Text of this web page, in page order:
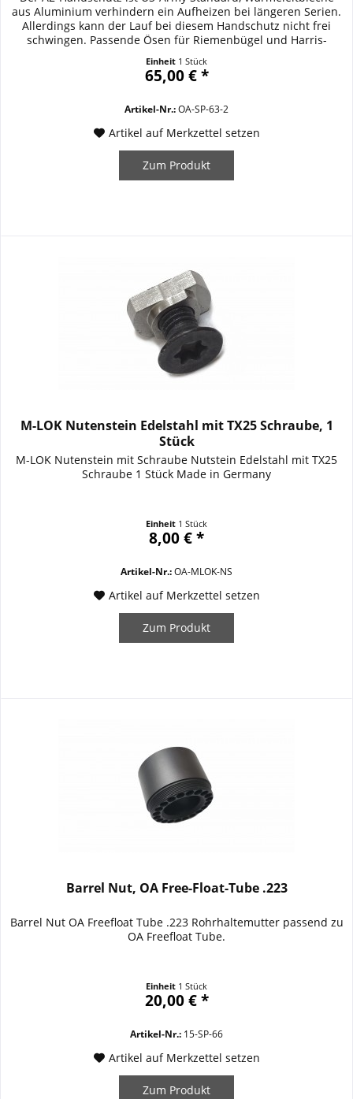
aus Aluminium verhindern ein Aufheizen bei längeren Serien.
Allerdings kann der Lauf bei diesem Handschutz nicht frei
schwingen. Passende Ösen für Riemenbügel und Harris-
Längen. Dieser Handschutz ist serienmässig bei Classic
Modellen. Details / Ausstattung /...
Einheit 1 Stück
65,00 € *
Artikel-Nr.:OA-SP-63-2
Artikel auf Merkzettel setzen
Zum Produkt
M-LOK Nutenstein Edelstahl mit TX25 Schraube, 1
Stück
M-LOK Nutenstein mit Schraube Nutstein Edelstahl mit TX25
Schraube 1 Stück Made in Germany
Einheit 1 Stück
8,00 € *
Artikel-Nr.:OA-MLOK-NS
Artikel auf Merkzettel setzen
Zum Produkt
Barrel Nut, OA Free-Float-Tube .223
Barrel Nut OA Freefloat Tube .223 Rohrhaltemutter passend zu
OA Freefloat Tube.
Einheit 1 Stück
20,00 € *
Artikel-Nr.: 15-SP-66
Artikel auf Merkzettel setzen
Zum Produkt